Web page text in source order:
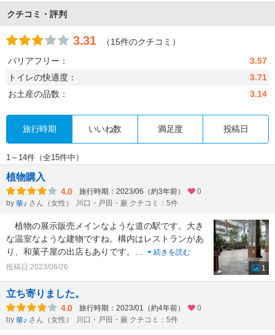
クチコミ・評判
3.31
（15件のクチコミ）
バリアフリー：
3.57
トイレの快適度：
3.71
お土産の品数：
3.14
旅行時期 いいね数 満足度 投稿日
1～14件（全15件中）
植物購入
4.0 旅行時期：2023/06（約3年前）
0
by 華♪ さん（女性） 川口・戸田・蕨 クチコミ：5件
植物の展示販売メインなような道の駅です。大き
な温室なような建物ですね。構内はレストランがあ
り、和菓子屋の出店もありです。
続きを読む
投稿日:2023/06/26
1
立ち寄りました。
4.0 旅行時期：2023/01（約4年前）
0
by 華♪ さん（女性） 川口・戸田・蕨 クチコミ：5件